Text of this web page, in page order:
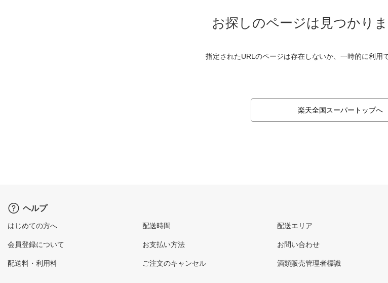
お探しのページは見つかりま
指定されたURLのページは存在しないか、一時的に利用
楽天全国スーパートップへ
ヘルプ
はじめての方へ
会員登録について
配送料・利用料
配送時間
お支払い方法
ご注文のキャンセル
配送エリア
お問い合わせ
酒類販売管理者標識